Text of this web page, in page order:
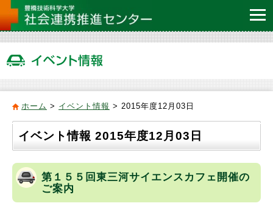
ホーム > イベント情報 > 2015年度12月03日
イベント情報 2015年度12月03日
第１５５回東三河サイエンスカフェ開催の
ご案内